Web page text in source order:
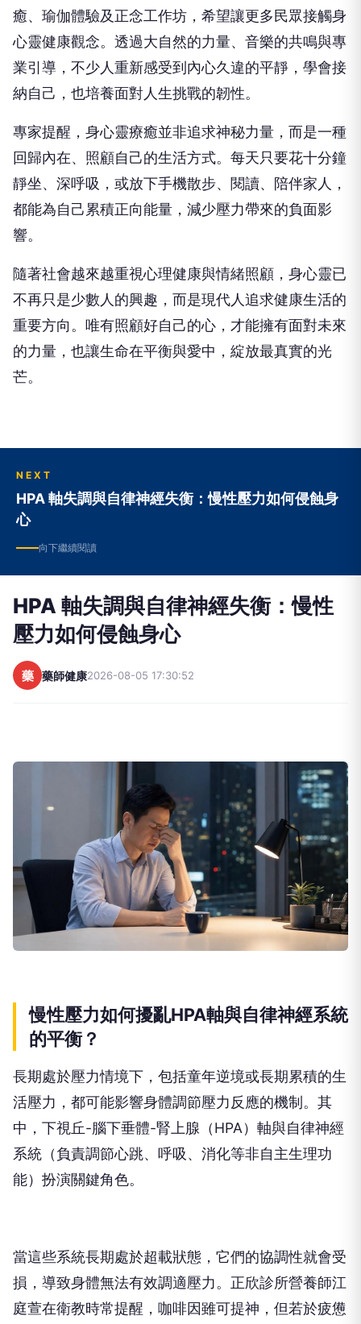
癒、瑜伽體驗及正念工作坊，希望讓更多民眾接觸身
心靈健康觀念。透過大自然的力量、音樂的共鳴與專
業引導，不少人重新感受到內心久違的平靜，學會接
納自己，也培養面對人生挑戰的韌性。
專家提醒，身心靈療癒並非追求神秘力量，而是一種
回歸內在、照顧自己的生活方式。每天只要花十分鐘
靜坐、深呼吸，或放下手機散步、閱讀、陪伴家人，
都能為自己累積正向能量，減少壓力帶來的負面影
響。
隨著社會越來越重視心理健康與情緒照顧，身心靈已
不再只是少數人的興趣，而是現代人追求健康生活的
重要方向。唯有照顧好自己的心，才能擁有面對未來
的力量，也讓生命在平衡與愛中，綻放最真實的光
芒。
NEXT
HPA 軸失調與自律神經失衡：慢性壓力如何侵蝕身
心
向下繼續閱讀
HPA 軸失調與自律神經失衡：慢性
壓力如何侵蝕身心
藥 藥師健康2026-08-05 17:30:52
慢性壓力如何擾亂HPA軸與自律神經系統
的平衡？
長期處於壓力情境下，包括童年逆境或長期累積的生
活壓力，都可能影響身體調節壓力反應的機制。其
中，下視丘-腦下垂體-腎上腺（HPA）軸與自律神經
系統（負責調節心跳、呼吸、消化等非自主生理功
能）扮演關鍵角色。
當這些系統長期處於超載狀態，它們的協調性就會受
損，導致身體無法有效調適壓力。正欣診所營養師江
庭萱在衛教時常提醒，咖啡因雖可提神，但若於疲憊